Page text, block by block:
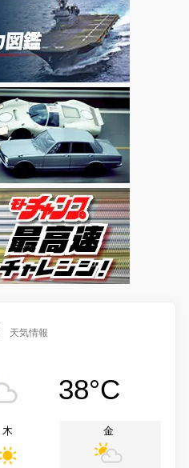
天気情報
38°C
木 金